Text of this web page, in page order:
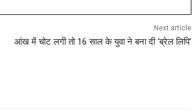
Next article
आंख में चोट लगी तो 16 साल के युवा ने बना दी ‘ब्रेल लिपि’